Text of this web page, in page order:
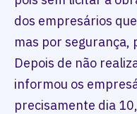
dos empresários
mas por segurança,
Depois de não
informou os
precisamente dia